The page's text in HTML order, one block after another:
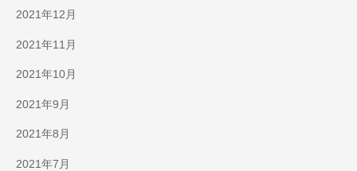
2021年12月
2021年11月
2021年10月
2021年9月
2021年8月
2021年7月